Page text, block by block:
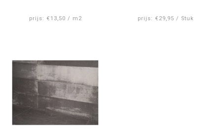
prijs: €13,50 / m2 prijs: €29,95 / Stuk